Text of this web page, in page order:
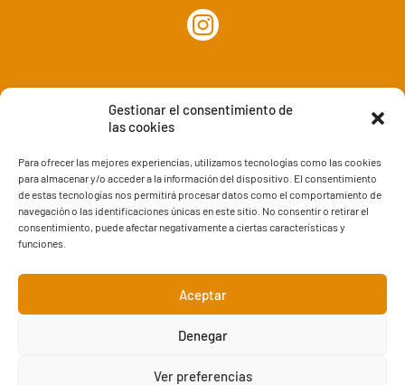
Gestionar el consentimiento de
las cookies
Para ofrecer las mejores experiencias, utilizamos tecnologías como las cookies
para almacenar y/o acceder a la información del dispositivo. El consentimiento
de estas tecnologías nos permitirá procesar datos como el comportamiento de
navegación o las identificaciones únicas en este sitio. No consentir o retirar el
consentimiento, puede afectar negativamente a ciertas características y
funciones.
Aceptar
Denegar
Ver preferencias
www.masquehogares.com
info@masquehogares.com
Política de Privacidad